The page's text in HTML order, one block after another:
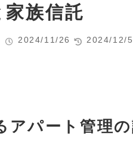
族信託
2024/11/26 2024/12/5
アパート管理の